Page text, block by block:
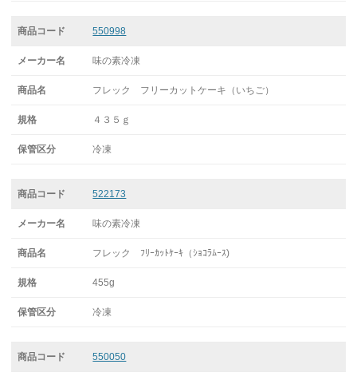
550998
味の素冷凍
フレック フリーカットケーキ（いちご）
４３５ｇ
冷凍
522173
味の素冷凍
フレック ﾌﾘｰｶｯﾄｹｰｷ（ｼｮｺﾗﾑｰｽ)
455g
冷凍
550050